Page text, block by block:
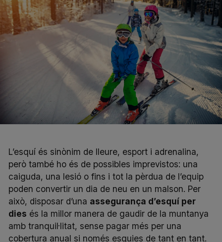
L’esquí és sinònim de lleure, esport i adrenalina,
però també ho és de possibles imprevistos: una
caiguda, una lesió o fins i tot la pèrdua de l’equip
poden convertir un dia de neu en un malson. Per
això, disposar d’una assegurança d’esquí per
dies és la millor manera de gaudir de la muntanya
amb tranquil·litat, sense pagar més per una
cobertura anual si només esquies de tant en tant.